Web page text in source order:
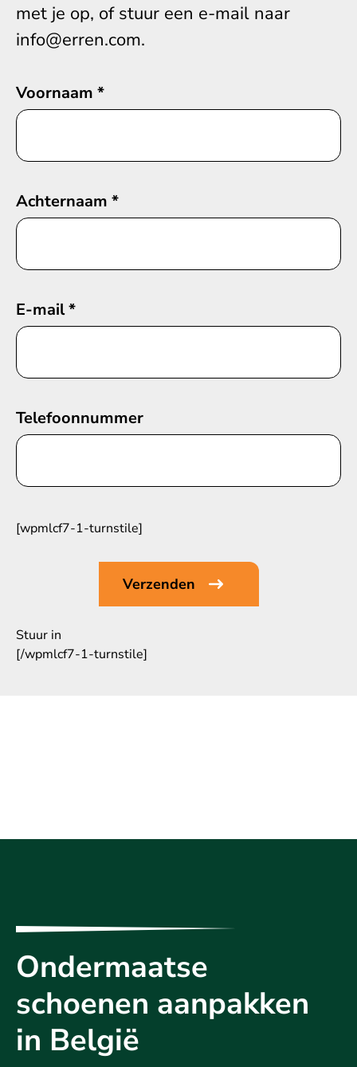
met je op, of stuur een e-mail naar
info@erren.com.
Voornaam *
Achternaam *
E-mail*
Telefoonnummer
[wpmlcf7-1-turnstile]
Stuur in
[/wpmlcf7-1-turnstile]
Ondermaatse
schoenen aanpakken
in België